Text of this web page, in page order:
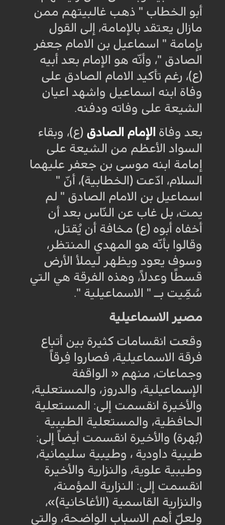
أبو الخطاب " ذهب غالبيتهم ممن
مازال يعتقد بالإمامة، إلى القول
بإمامة " اسماعيل بن الامام جعفر
الصادق "، وأنّه هو الإمام بعد أبيه
(ع)، رغم تأكيد الامام الصادق على
وفاة ابنه اسماعيل واشهد اعيان
الشيعة على وفاته ودفنه.
بعد وفاة الإمام الصادق (ع)، وبقاء
السواد الأعظم من الشيعة على
إمامة ابنه موسى بن جعفر عليهما
السلام، ادّعت (الخطابية)، أنّ "
اسماعيل بن الامام الصادق " لم
يمت، بل غاب عن النّاس بعد أن
أخفاه أبوه (ع) مخافة أن يُقتل،
وقالوا بأنّه هو المهدي المنتظر،
وسوف يعود ويظهر ليملأ الأرض
قسطًا وعدلاً، وهذه الفرقة هي التي
سُمِّيت بــ " الاسماعيلية ".
مصير الاسماعيلية
وقعت انقسامات كثيرة بين أتباع
فرقة الاسماعيلية، فصاروا فِرقاً
وجماعات، منهم « الواقفة
الإسماعيلية، والدروز، والمستعلية،
والأخيرة انقسمت إلى: المستعلية
الحافظية، والمستعلية الطيبية
(بُهرة) والأخيرة انقسمت أيضاً إلى:
طيبية داودية ، وطيبية سليمانية،
وطيبية علوية، والنزارية والأخيرة
انقسمت إلى: النزارية المؤمنة،
والنزارية القاسمية (الأغاخانية)»،
ولعلّ أهم الاسباب الواضحة، والتي